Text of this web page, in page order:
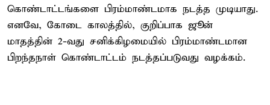
கொண்டாட்டங்களை பிரம்மாண்டமாக நடத்த முடியாது.
எனவே, கோடை காலத்தில், குறிப்பாக ஜூன்
மாதத்தின் 2-வது சனிக்கிழமையில் பிரம்மாண்டமான
பிறந்தநாள் கொண்டாட்டம் நடத்தப்படுவது வழக்கம்.